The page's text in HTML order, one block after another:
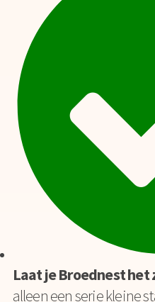
Laat je Broednest
alleen een serie kleine